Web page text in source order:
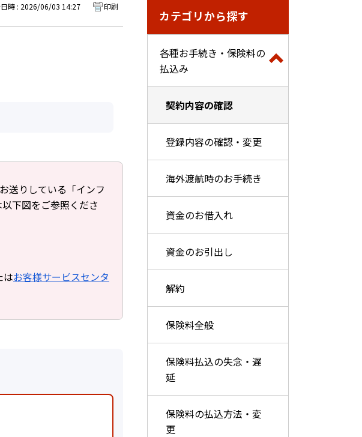
カテゴリから探す
各種お手続き・保険料の
払込み
契約内容の確認
登録内容の確認・変更
海外渡航時のお手続き
資金のお借入れ
資金のお引出し
解約
保険料全般
保険料払込の失念・遅
延
保険料の払込方法・変
更
時 : 2026/06/03 14:27 印刷
送りしている「インフ
下図をご参照くださ
はお客様サービスセンタ